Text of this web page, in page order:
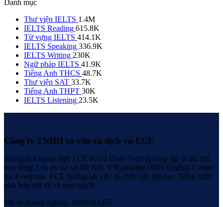
Danh mục
Thư viện IELTS 1.4M
IELTS Reading 615.8K
Từ vựng IELTS 414.1K
IELTS Speaking 336.9K
IELTS Writing 230K
Ngữ pháp IELTS 41.9K
Tiếng Anh THCS 48.7K
Thư viện SAT 33.7K
Tiếng Anh THPT 30K
IELTS Listening 23.5K
Công ty TNHH tư vấn và dịch vụ ECE
Trung tâm ngoại ngữ ECE do cô Đoàn Nương sáng lập là địa chỉ
học tiếng Anh uy tín tại Hà Nội. Với phương châm English Center
for Everyone, ECE hướng tới việc tổ chức các lớp học Tiếng Anh
phù hợp với tất cả mọi người.
Mã số doanh nghiệp: 0109483355